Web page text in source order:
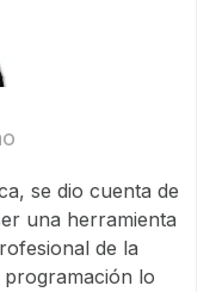
se dio cuenta de
una herramienta
de la
lo